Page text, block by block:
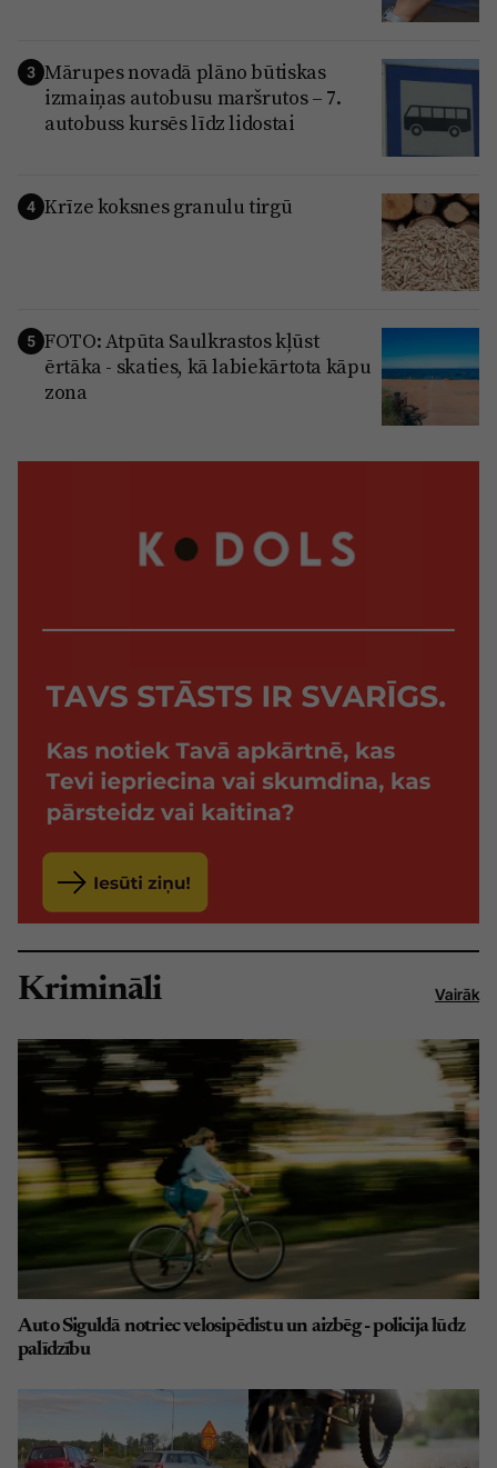
3 Mārupes novadā plāno būtiskas
izmaiņas autobusu maršrutos – 7.
autobuss kursēs līdz lidostai
4 Krīze koksnes granulu tirgū
5 FOTO: Atpūta Saulkrastos kļūst
ērtāka - skaties, kā labiekārtota kāpu
zona
Krimināli Vairāk
Auto Siguldā notriec velosipēdistu un aizbēg - policija lūdz
palīdzību